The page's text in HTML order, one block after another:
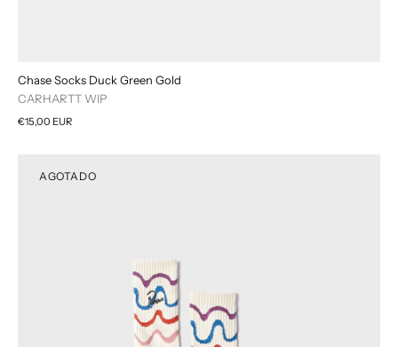
Chase Socks Duck Green Gold
CARHARTT WIP
€15,00 EUR
AGOTADO